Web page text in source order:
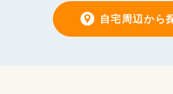
自宅周辺から